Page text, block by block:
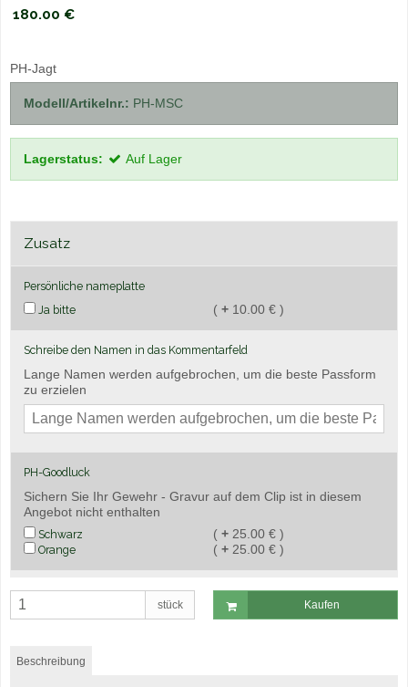
180.00 €
PH-Jagt
Modell/Artikelnr.: PH-MSC
Lagerstatus: Auf Lager
Zusatz
Persönliche nameplatte
Ja bitte
( + 10.00 € )
Schreibe den Namen in das Kommentarfeld
Lange Namen werden aufgebrochen, um die beste Passform
zu erzielen
PH-Goodluck
Sichern Sie Ihr Gewehr - Gravur auf dem Clip ist in diesem
Angebot nicht enthalten
Schwarz ( + 25.00 € )
Orange ( + 25.00 € )
stück Kaufen
Beschreibung